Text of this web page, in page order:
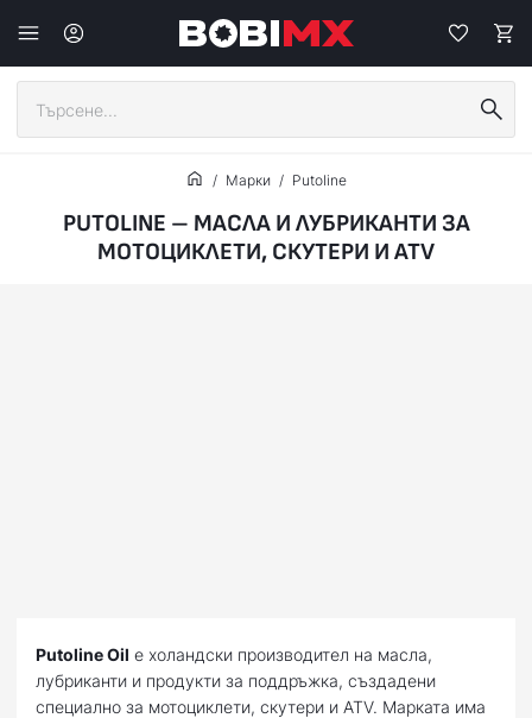
Марки Putoline
PUTOLINE – МАСЛА И ЛУБРИКАНТИ ЗА
МОТОЦИКЛЕТИ, СКУТЕРИ И ATV
Putoline Oil е холандски производител на масла,
лубриканти и продукти за поддръжка, създадени
специално за мотоциклети, скутери и ATV. Марката има